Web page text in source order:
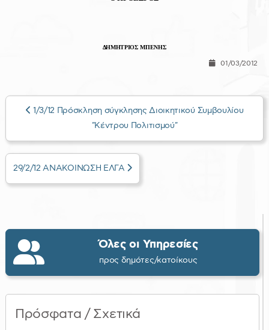
ΔΗΜΗΤΡΙΟΣ ΜΠΕΝΗΣ
01/03/2012
1/3/12 Πρόσκληση σύγκλησης Διοικητικού Συμβουλίου
"Κέντρου Πολιτισμού"
29/2/12 ΑΝΑΚΟΙΝΩΣΗ ΕΛΓΑ
Όλες οι Υπηρεσίες
προς δημότες/κατοίκους
Πρόσφατα / Σχετικά